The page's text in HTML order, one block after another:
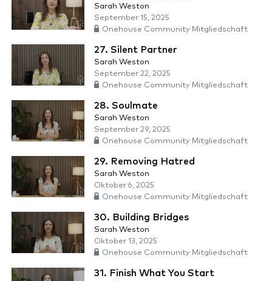
Sarah Weston
September 15, 2025
Onehouse Community Mitgliedschaft
27. Silent Partner
Sarah Weston
September 22, 2025
Onehouse Community Mitgliedschaft
28. Soulmate
Sarah Weston
September 29, 2025
Onehouse Community Mitgliedschaft
29. Removing Hatred
Sarah Weston
Oktober 6, 2025
Onehouse Community Mitgliedschaft
30. Building Bridges
Sarah Weston
Oktober 13, 2025
Onehouse Community Mitgliedschaft
31. Finish What You Start